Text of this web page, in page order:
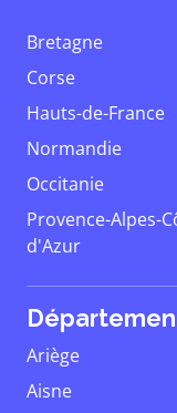
Bretagne
Corse
Hauts-de-France
Normandie
Occitanie
Provence-Alpes-Côte
d'Azur
Ariège
Aisne